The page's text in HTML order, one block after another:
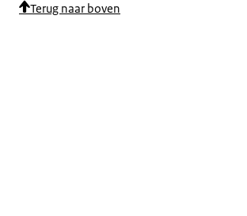
Terug naar boven